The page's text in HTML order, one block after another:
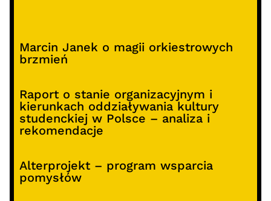
Marcin Janek o magii orkiestrowych
brzmień
Raport o stanie organizacyjnym i
kierunkach oddziaływania kultury
studenckiej w Polsce – analiza i
rekomendacje
Alterprojekt – program wsparcia
pomysłów